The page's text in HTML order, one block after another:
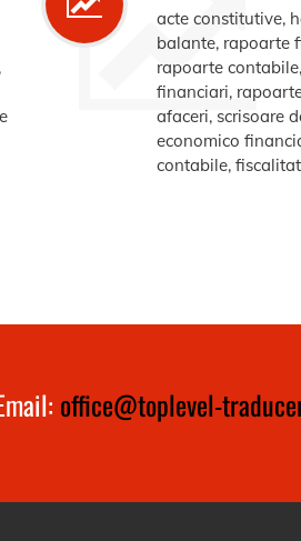
acte constitutive,
balante, rapoarte
rapoarte
financiari,
afaceri, scrisoare
economico
contabile,
office@toplevel-